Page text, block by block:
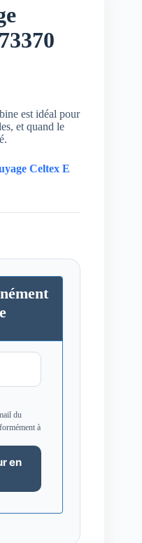
est idéal pour
et quand le
Celtex E
du
à